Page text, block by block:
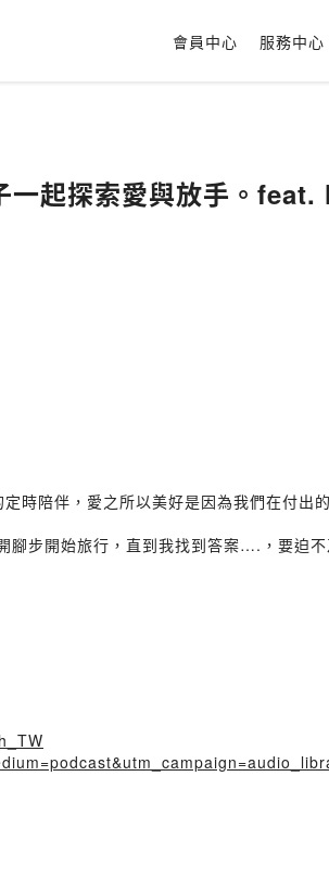
會員中心 服務中心
起探索愛與放手。feat.
時陪伴，愛之所以美好是因為我們在付出
腳步開始旅行，直到我找到答案….，要迫